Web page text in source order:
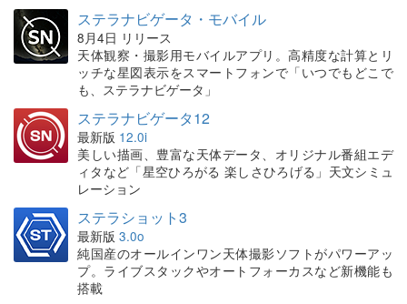
ステラナビゲータ・モバイル
8月4日 リリース
天体観察・撮影用モバイルアプリ。高精度な計算とリ
ッチな星図表示をスマートフォンで「いつでもどこで
も、ステラナビゲータ」
ステラナビゲータ12
最新版 12.0i
美しい描画、豊富な天体データ、オリジナル番組エデ
ィタなど「星空ひろがる 楽しさひろげる」天文シミュ
レーション
ステラショット3
最新版 3.0o
純国産のオールインワン天体撮影ソフトがパワーアッ
プ。ライブスタックやオートフォーカスなど新機能も
搭載